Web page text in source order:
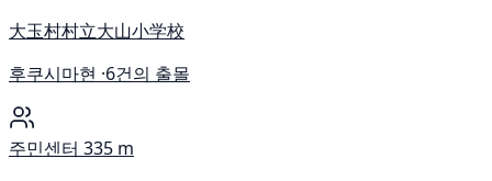
大玉村村立大山小学校
후쿠시마현 ·6건의 출몰
주민센터 335 m